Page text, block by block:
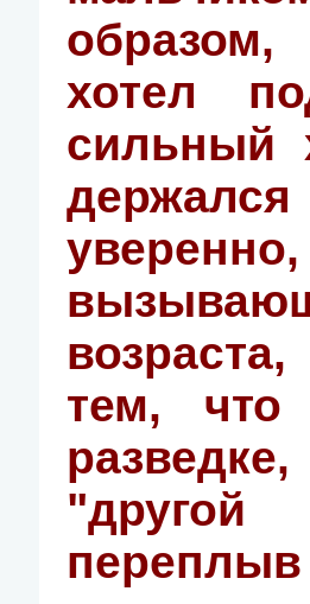
хотел
сильный
тем,